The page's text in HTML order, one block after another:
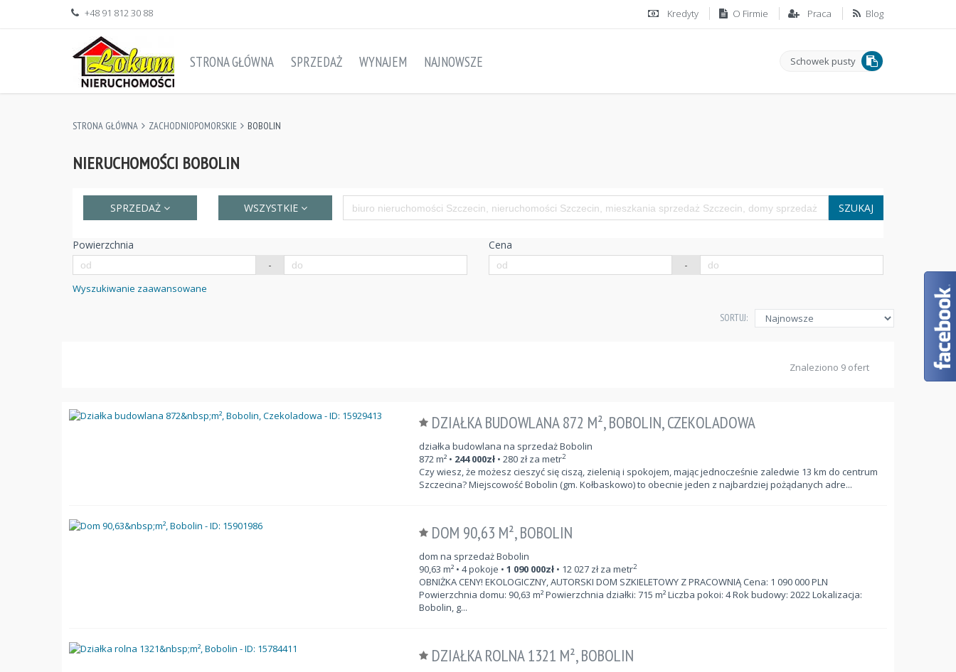
+48 91 812 30 88 Kredyty O Firmie Praca Blog
Schowek pusty
STRONA GŁÓWNA SPRZEDAŻ WYNAJEM NAJNOWSZE
STRONA GŁÓWNA ZACHODNIOPOMORSKIE BOBOLIN
NIERUCHOMOŚCI BOBOLIN
SPRZEDAŻ WSZYSTKIE SZUKAJ
Powierzchnia
-
Cena
-
Wyszukiwanie zaawansowane
SORTUJ:
Znaleziono 9 ofert
DZIAŁKA BUDOWLANA 872 M², BOBOLIN, CZEKOLADOWA
działka budowlana na sprzedaż Bobolin
872m²• 244 000zł• 280zł za metr2
Czy wiesz, że możesz cieszyć się ciszą, zielenią i spokojem, mając jednocześnie zaledwie 13 km do centrum
Szczecina? Miejscowość Bobolin (gm. Kołbaskowo) to obecnie jeden z najbardziej pożądanych adre...
DOM 90,63 M², BOBOLIN
dom na sprzedaż Bobolin
90,63 m²• 4 pokoje • 1 090 000zł• 12 027zł za metr2
OBNIŻKA CENY! EKOLOGICZNY, AUTORSKI DOM SZKIELETOWY Z PRACOWNIĄ Cena: 1 090 000 PLN
Powierzchnia domu: 90,63 m² Powierzchnia działki: 715 m² Liczba pokoi: 4 Rok budowy: 2022 Lokalizacja:
Bobolin, g...
DZIAŁKA ROLNA 1321 M², BOBOLIN